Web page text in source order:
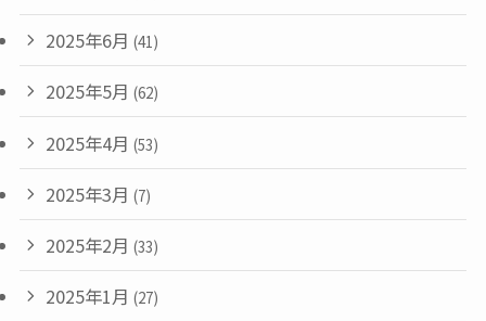
2025年6月 (41)
2025年5月 (62)
2025年4月 (53)
2025年3月 (7)
2025年2月 (33)
2025年1月 (27)